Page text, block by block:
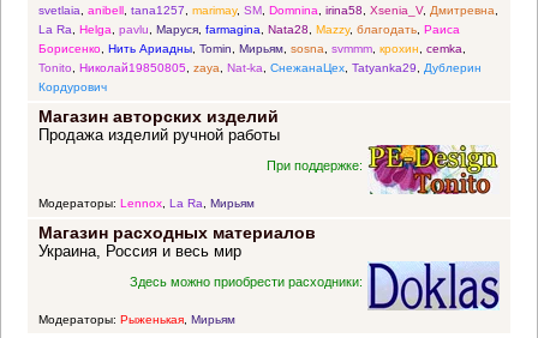
svetlaia, anibell, tana1257, marimay, SM, Domnina, irina58, Xsenia_V, Дмитревна,
La Ra, Helga, pavlu, Маруся, farmagina, Nata28, Mazzy, благодать, Раиса
Борисенко, Нить Ариадны, Tomin, Мирьям, sosna, svmmm, крохин, cemka,
Tonito, Николай19850805, zaya, Nat-ka, СнежанаЦех, Tatyanka29, Дублерин
Кордурович
Магазин авторских изделий
Продажа изделий ручной работы
При поддержке:
Модераторы: Lennox, La Ra, Мирьям
Магазин расходных материалов
Украина, Россия и весь мир
Здесь можно приобрести расходники:
Модераторы: Рыженькая, Мирьям